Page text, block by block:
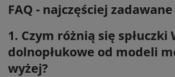
FAQ - najczęściej
1. Czym różnią się spłuczki
dolnopłukowe od modeli
wyżej?